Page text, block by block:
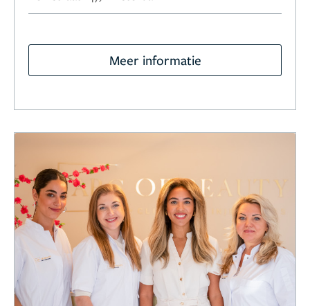
Meer informatie